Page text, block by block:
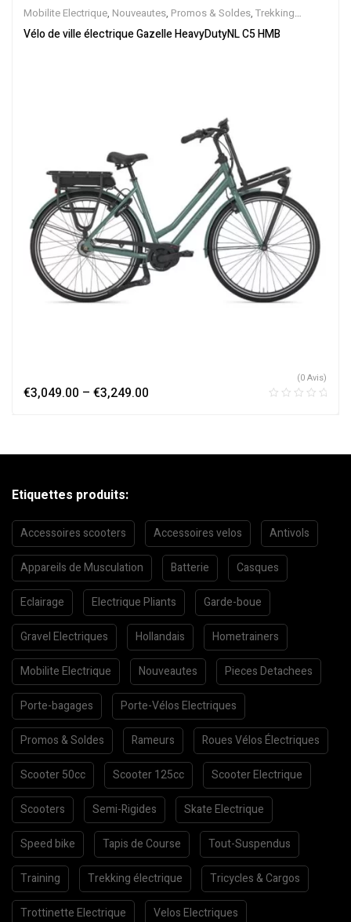
Mobilite Electrique, Nouveautes, Promos & Soldes, Trekking
électrique,Vélo électrique ville,Velos Electriques,VTC Electrique
Vélo de ville électrique Gazelle HeavyDutyNL C5 HMB
€3,049.00 – €3,249.00
(0 Avis)
Etiquettes produits:
Accessoires scooters Accessoires velos Antivols
Appareils de Musculation Batterie Casques
Eclairage Electrique Pliants Garde-boue
Gravel Electriques Hollandais Hometrainers
Mobilite Electrique Nouveautes Pieces Detachees
Porte-bagages Porte-Vélos Electriques
Promos & Soldes Rameurs Roues Vélos Électriques
Scooter 50cc Scooter 125cc Scooter Electrique
Scooters Semi-Rigides Skate Electrique
Speed bike Tapis de Course Tout-Suspendus
Training Trekking électrique Tricycles & Cargos
Trottinette Electrique Velos Electriques